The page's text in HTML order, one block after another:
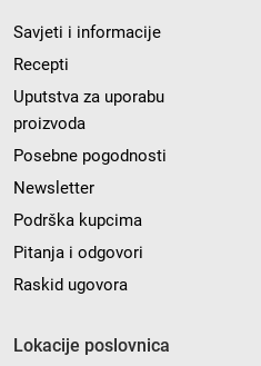
Savjeti i informacije
Recepti
Uputstva za uporabu
proizvoda
Posebne pogodnosti
Newsletter
Podrška kupcima
Pitanja i odgovori
Raskid ugovora
Lokacije poslovnica